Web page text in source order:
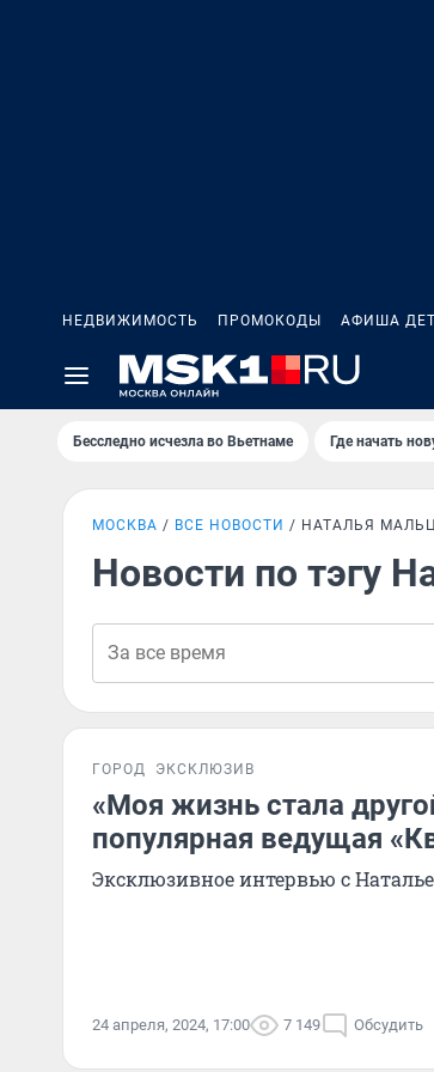
НЕДВИЖИМОСТЬ ПРОМОКОДЫ АФИША
Бесследно исчезла во Вьетнаме Где начать
МОСКВА ВСЕ НОВОСТИ НАТАЛЬЯ
Новости по тэгу
ГОРОД ЭКСКЛЮЗИВ
«Моя жизнь стала
популярная ведущая
Эксклюзивное интервью с
24 апреля, 2024, 17:00 7 149 Обсудить